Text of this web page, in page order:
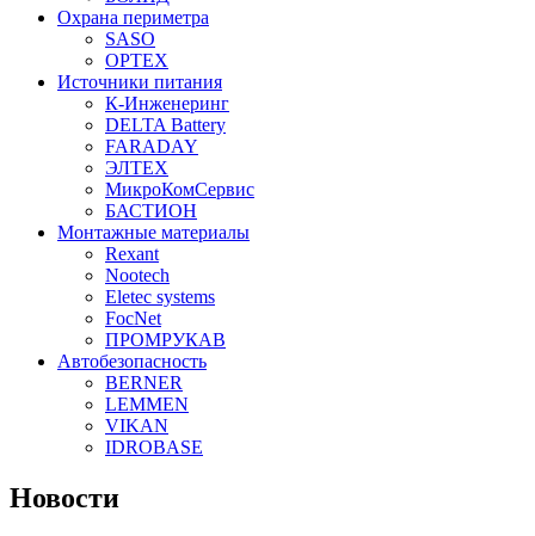
Охрана периметра
SASO
OPTEX
Источники питания
К-Инженеринг
DELTA Battery
FARADAY
ЭЛТЕХ
МикроКомСервис
БАСТИОН
Монтажные материалы
Rexant
Nootech
Eletec systems
FocNet
ПРОМРУКАВ
Автобезопасность
BERNER
LEMMEN
VIKAN
IDROBASE
Новости